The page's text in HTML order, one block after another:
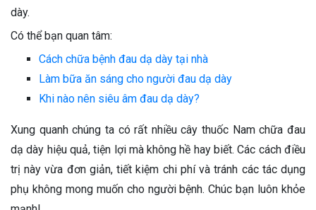
dày.
Có thể bạn quan tâm:
Cách chữa bệnh đau dạ dày tại nhà
Làm bữa ăn sáng cho người đau dạ dày
Khi nào nên siêu âm đau dạ dày?
Xung quanh chúng ta có rất nhiều cây thuốc Nam chữa đau
dạ dày hiệu quả, tiện lợi mà không hề hay biết. Các cách điều
trị này vừa đơn giản, tiết kiệm chi phí và tránh các tác dụng
phụ không mong muốn cho người bệnh. Chúc bạn luôn khỏe